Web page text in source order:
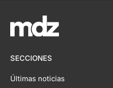
SECCIONES
Últimas noticias